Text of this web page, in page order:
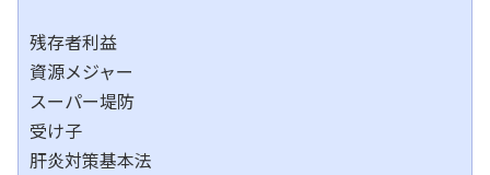
残存者利益
資源メジャー
スーパー堤防
受け子
肝炎対策基本法